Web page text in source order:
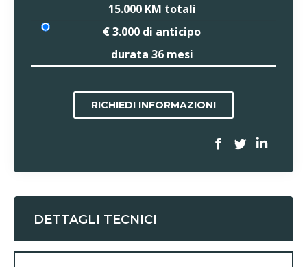
15.000 KM totali
€ 3.000 di anticipo
durata 36 mesi
RICHIEDI INFORMAZIONI
DETTAGLI TECNICI